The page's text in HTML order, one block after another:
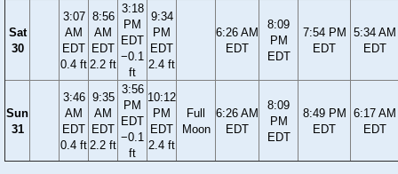
Sat
30
3:07
AM
EDT
0.4 ft
8:56
AM
EDT
2.2 ft
3:18
PM
EDT
−0.1
ft
9:34
PM
EDT
2.4 ft
6:26 AM
EDT
8:09
PM
EDT
7:54 PM
EDT
5:34 AM
EDT
Sun
31
3:46
AM
EDT
0.4 ft
9:35
AM
EDT
2.2 ft
3:56
PM
EDT
−0.1
ft
10:12
PM
EDT
2.4 ft
Full
Moon
6:26 AM
EDT
8:09
PM
EDT
8:49 PM
EDT
6:17 AM
EDT